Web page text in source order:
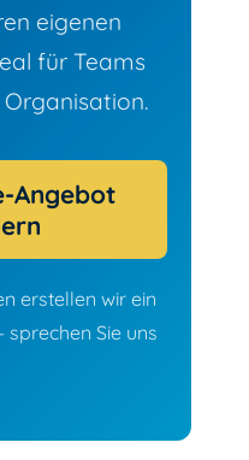
eigenen
für Teams
Angebot
erstellen wir ein
sprechen Sie uns